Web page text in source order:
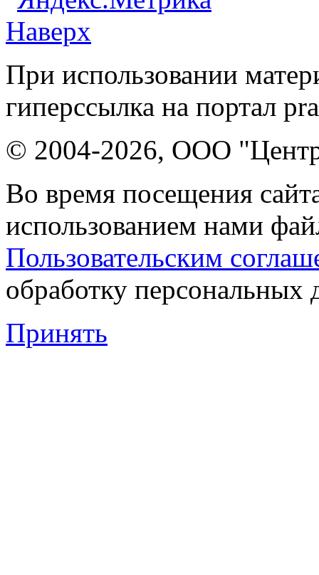
Наверх
При использовании
гиперссылка на портал
© 2004-2026, ООО "Центр
Во время посещения
использованием нами
Пользовательским
обработку персональных
Принять